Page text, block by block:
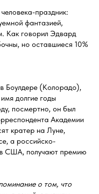
праздник:
фантазией,
Как говорил Эдвард
но оставшиеся 10%
Боулдере (Колорадо),
долгие годы
посмертно, он был
Академии
кратер на Луне,
а российско-
США, получают премию
о том, что